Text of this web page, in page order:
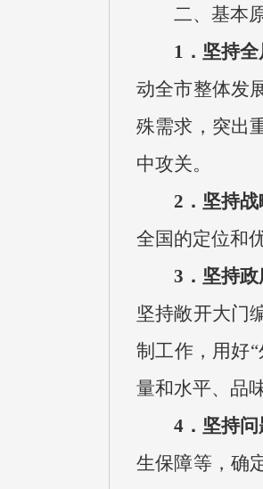
二、基本
1．坚持全
动全市整体发
殊需求，突出
中攻关。
2．坚持战
全国的定位和
3．坚持政
坚持敞开大门
制工作，用好
量和水平、品
4．坚持问
生保障等，确